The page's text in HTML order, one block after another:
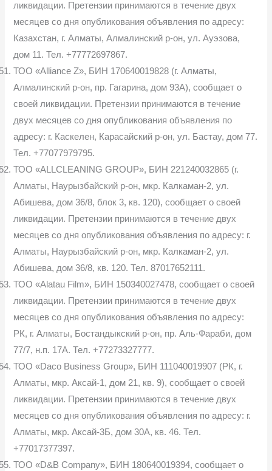
ликвидации. Претензии принимаются в течение двух
месяцев со дня опубликования объявления по адресу:
Казахстан, г. Алматы, Алмалинский р-он, ул. Ауэзова,
дом 11. Тел. +77772697867.
ТОО «Alliance Z», БИН 170640019828 (г. Алматы,
Алмалинский р-он, пр. Гагарина, дом 93А), сообщает о
своей ликвидации. Претензии принимаются в течение
двух месяцев со дня опубликования объявления по
адресу: г. Каскелен, Карасайский р-он, ул. Бастау, дом 77.
Тел. +77077979795.
ТОО «ALLCLEANING GROUP», БИН 221240032865 (г.
Алматы, Наурызбайский р-он, мкр. Калкаман-2, ул.
Абишева, дом 36/8, блок 3, кв. 120), сообщает о своей
ликвидации. Претензии принимаются в течение двух
месяцев со дня опубликования объявления по адресу: г.
Алматы, Наурызбайский р-он, мкр. Калкаман-2, ул.
Абишева, дом 36/8, кв. 120. Тел. 87017652111.
ТОО «Alatau Film», БИН 150340027478, сообщает о своей
ликвидации. Претензии принимаются в течение двух
месяцев со дня опубликования объявления по адресу:
РК, г. Алматы, Бостандыкский р-он, пр. Аль-Фараби, дом
77/7, н.п. 17А. Тел. +77273327777.
ТОО «Daco Business Group», БИН 111040019907 (РК, г.
Алматы, мкр. Аксай-1, дом 21, кв. 9), сообщает о своей
ликвидации. Претензии принимаются в течение двух
месяцев со дня опубликования объявления по адресу: г.
Алматы, мкр. Аксай-3Б, дом 30А, кв. 46. Тел.
+77017377397.
ТОО «D&B Company», БИН 180640019394, сообщает о